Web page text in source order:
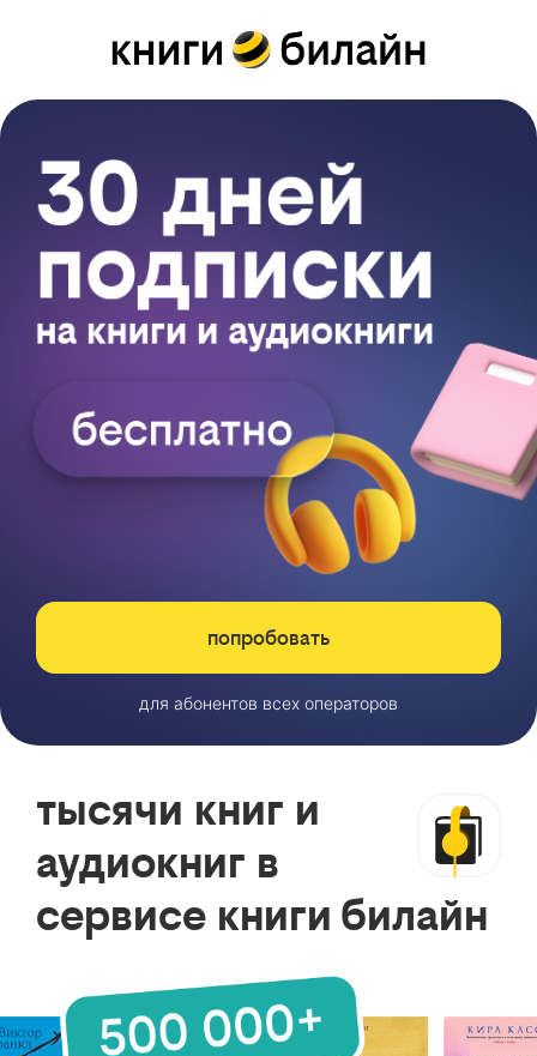
попробовать
для абонентов всех операторов
тысячи книг и
аудиокниг в
сервисе книги билайн